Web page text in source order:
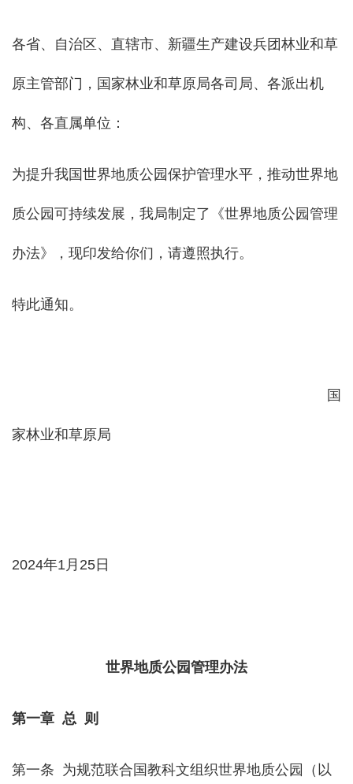
各省、自治区、直辖市、新疆生产建设兵团林业和草
原主管部门，国家林业和草原局各司局、各派出机
构、各直属单位：
为提升我国世界地质公园保护管理水平，推动世界地
质公园可持续发展，我局制定了《世界地质公园管理
办法》，现印发给你们，请遵照执行。
特此通知。
国
家林业和草原局
2024年1月25日
世界地质公园管理办法
第一章 总 则
第一条 为规范联合国教科文组织世界地质公园（以